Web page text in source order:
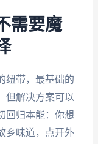
需要魔
纽带，最基础的
但解决方案可以
回归本能：你想
乡味道，点开外